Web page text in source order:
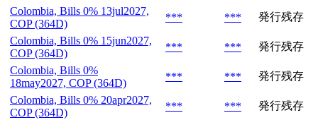
Colombia, Bills 0% 13jul2027,
COP (364D)
*** ***
発行残存
Colombia, Bills 0% 15jun2027,
COP (364D)
*** ***
発行残存
Colombia, Bills 0%
18may2027, COP (364D)
*** ***
発行残存
Colombia, Bills 0% 20apr2027,
COP (364D)
*** ***
発行残存